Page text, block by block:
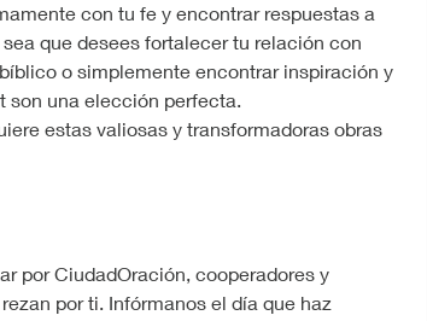
con tu fe y encontrar respuestas a
que desees fortalecer tu relación con
o simplemente encontrar inspiración y
son una elección perfecta.
estas valiosas y transformadoras obras
por CiudadOración, cooperadores y
por ti. Infórmanos el día que haz